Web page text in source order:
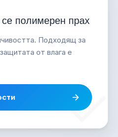
полимерен прах
Подходящ за
от влага е